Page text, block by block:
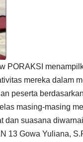
PORAKSI
mereka dalam
peserta
masing-masing
dan suasana
13 Gowa Yuliana,